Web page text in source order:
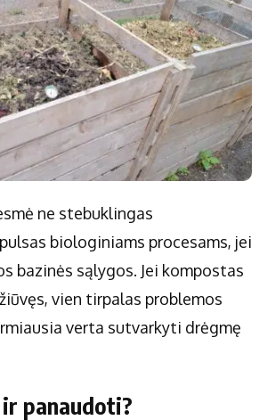
ne stebuklingas
biologiniams procesams, jei
bazinės sąlygos. Jei kompostas
vien tirpalas problemos
verta sutvarkyti drėgmę
panaudoti?